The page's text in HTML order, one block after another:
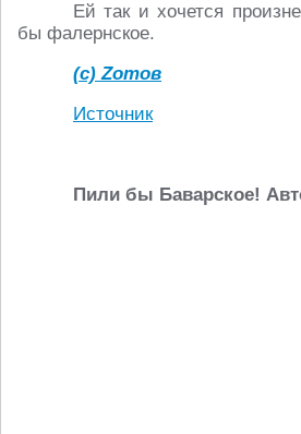
Ей так и хочется
бы фалернское.
(с) Zотов
Источник
Пили бы Баварское!